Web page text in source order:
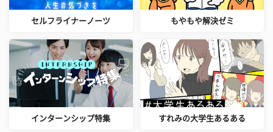
セルフライナーノーツ もやもや解決ゼミ
インターンシップ特集 すれみの大学生あるある